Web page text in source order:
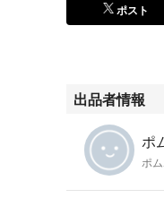
ポスト
出品者情報
ポ
ポ